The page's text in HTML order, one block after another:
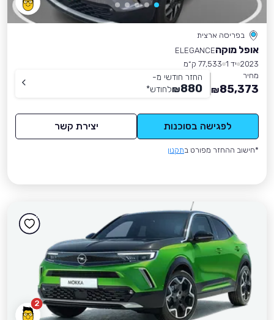
בפריסה ארצית
אופל מוקהELEGANCE
2023 יד 1
77,533 ק״מ
מחיר
85,373
₪
החזר חודשי מ-
880
₪לחודש*
לפגישה בסוכנות יצירת קשר
*חישוב ההחזר מפורט בתקנון
2